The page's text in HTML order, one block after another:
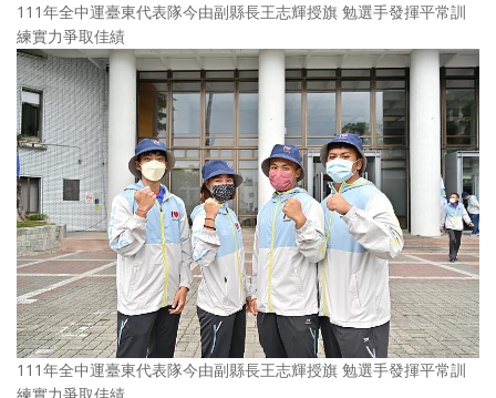
111年全中運臺東代表隊今由副縣長王志輝授旗 勉選手發揮平常訓
練實力爭取佳績
111年全中運臺東代表隊今由副縣長王志輝授旗 勉選手發揮平常訓